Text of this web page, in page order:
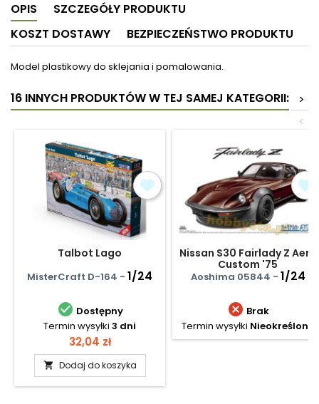
OPIS
SZCZEGÓŁY PRODUKTU
KOSZT DOSTAWY
BEZPIECZEŃSTWO PRODUKTU
Model plastikowy do sklejania i pomalowania.
16 INNYCH PRODUKTÓW W TEJ SAMEJ KATEGORII:
>
<
Talbot Lago
MisterCraft D-164 - 1/24
 Dostępny
Termin wysyłki 3 dni
Cena
32,04 zł
 Dodaj do koszyka
Nissan S30 Fairlady Z Aero
Custom '75
Aoshima 05844 - 1/24
 Brak
Termin wysyłki Nieokreślony